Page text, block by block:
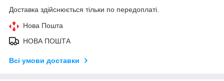
Доставка здійснюється тільки по передоплаті.
Нова Пошта
НОВА ПОШТА
Всі умови доставки